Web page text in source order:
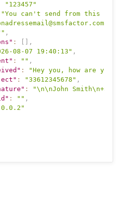
"123457"
"You can't send from this IP
,
:
,
08-07 19:40:13" ,
: "" ,
:
"Hey you, how are you
: "33612345678" ,
:
"\n\nJohn
: "" ,